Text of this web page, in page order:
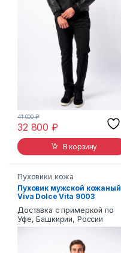
32 800₽
41 000₽
В корзину
Пуховики кожа
Пуховик мужской кожаный
Viva Dolce Vita 9003
Доставка с примеркой по
Уфе, Башкирии, России